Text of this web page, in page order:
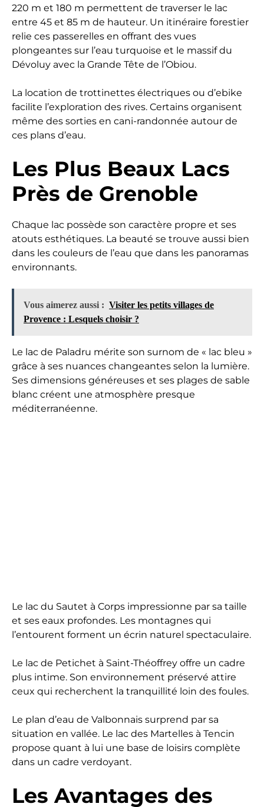
220 m et 180 m permettent de traverser le lac
entre 45 et 85 m de hauteur. Un itinéraire forestier
relie ces passerelles en offrant des vues
plongeantes sur l’eau turquoise et le massif du
Dévoluy avec la Grande Tête de l’Obiou.
La location de trottinettes électriques ou d’ebike
facilite l’exploration des rives. Certains organisent
même des sorties en cani-randonnée autour de
ces plans d’eau.
Les Plus Beaux Lacs
Près de Grenoble
Chaque lac possède son caractère propre et ses
atouts esthétiques. La beauté se trouve aussi bien
dans les couleurs de l’eau que dans les panoramas
environnants.
Vous aimerez aussi : Visiter les petits villages de
Provence : Lesquels choisir ?
Le lac de Paladru mérite son surnom de « lac bleu »
grâce à ses nuances changeantes selon la lumière.
Ses dimensions généreuses et ses plages de sable
blanc créent une atmosphère presque
méditerranéenne.
Le lac du Sautet à Corps impressionne par sa taille
et ses eaux profondes. Les montagnes qui
l’entourent forment un écrin naturel spectaculaire.
Le lac de Petichet à Saint-Théoffrey offre un cadre
plus intime. Son environnement préservé attire
ceux qui recherchent la tranquillité loin des foules.
Le plan d’eau de Valbonnais surprend par sa
situation en vallée. Le lac des Martelles à Tencin
propose quant à lui une base de loisirs complète
dans un cadre verdoyant.
Les Avantages des